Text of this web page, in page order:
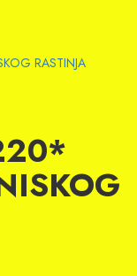
RASTINJA